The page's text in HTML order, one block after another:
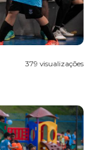
379 visualizações